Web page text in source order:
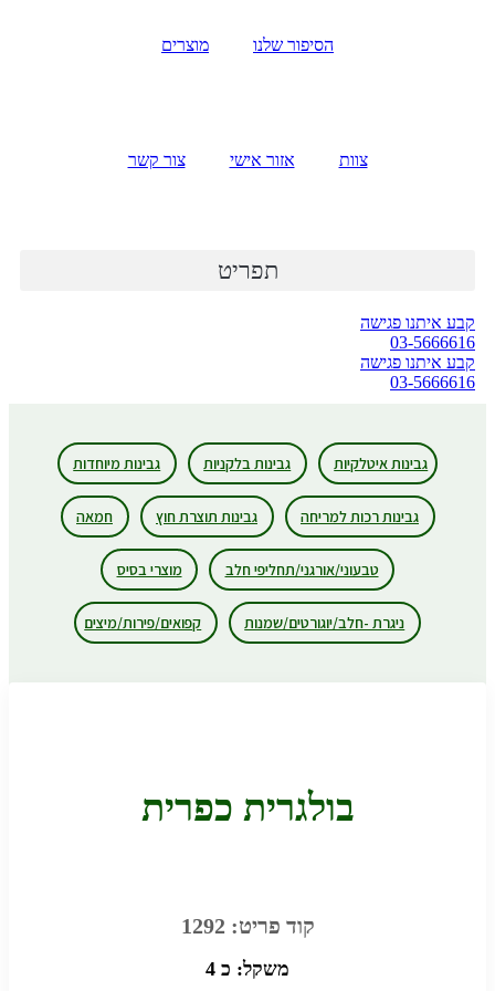
הסיפור שלנו מוצרים
צוות אזור אישי צור קשר
תפריט
קבע איתנו פגישה
03-5666616
קבע איתנו פגישה
03-5666616
גבינות איטלקיות גבינות בלקניות גבינות מיוחדות
גבינות רכות למריחה גבינות תוצרת חוץ חמאה
טבעוני/אורגני/תחליפי חלב מוצרי בסיס
ניגרת -חלב/יוגורטים/שמנות קפואים/פירות/מיצים
בולגרית כפרית
קוד פריט: 1292
משקל: כ 4